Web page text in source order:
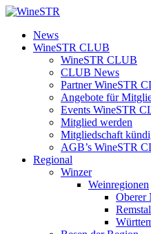
Zum
springen
WineSTR
News
WineSTR CLUB
WineSTR CLUB
CLUB News
Partner WineSTR
Angebote für
Events WineSTR
Mitglied werden
Mitgliedschaft
AGB’s WineSTR
Regional
Winzer
Weinregionen
Oberer